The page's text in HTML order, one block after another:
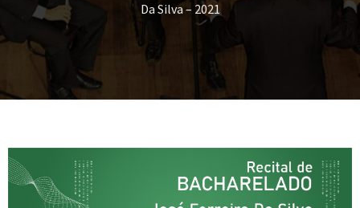
Da Silva – 2021